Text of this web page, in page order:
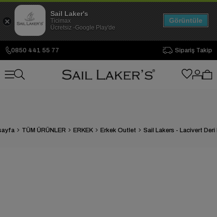
0850 441 55 77 Sipariş Takip
TÜM ÜRÜNLER ERKEK Erkek Outlet
Sail Laker's
Ticimax
Ücretsiz -Google Play'de
Görüntüle